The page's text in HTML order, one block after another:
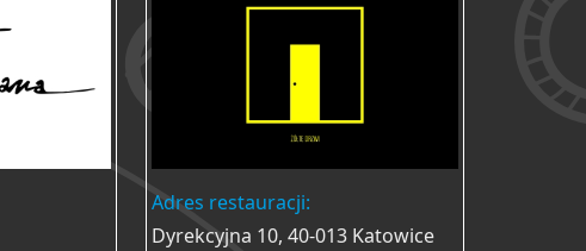
Adres restauracji:
Dyrekcyjna 10, 40-013 Katowice